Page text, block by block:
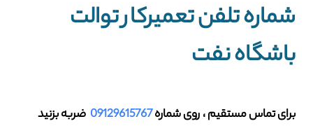
شماره تلفن تعمیرکار توالت
باشگاه نفت
برای تماس مستقیم ، روی شماره09129615767 ضربه بزنید